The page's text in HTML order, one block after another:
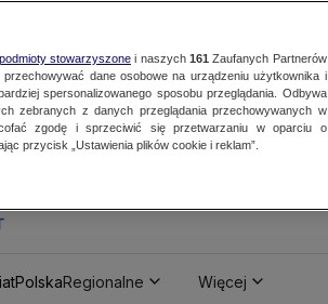
PolskaRegionalne Więcej
podmioty stowarzyszonei naszych 161 Zaufanych Partnerów
dane osobowe na urządzeniu użytkownika i
spersonalizowanego sposobu przeglądania. Odbywa
zebranych z danych przeglądania przechowywanych w
zgodę i sprzeciwić się przetwarzaniu w oparciu o
przycisk „Ustawienia plików cookie i reklam”.